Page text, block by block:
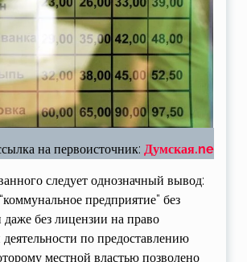
на первоисточник: Думская.ne
следует однозначный вывод:
предприятие” без
без лицензии на право
деятельности по предоставлению
местной властью позволено